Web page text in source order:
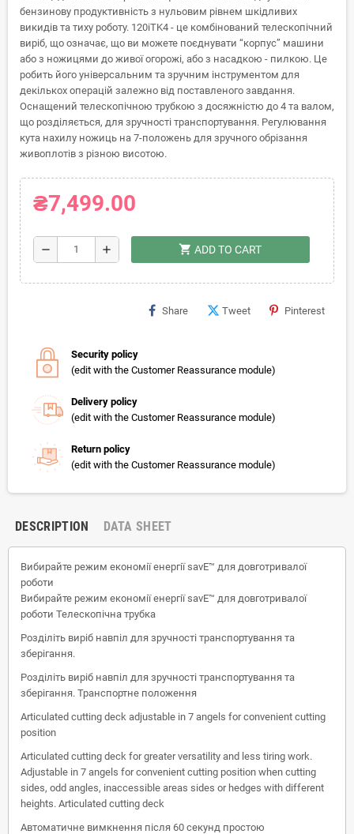
бензинову продуктивність з нульовим рівнем шкідливих
викидів та тиху роботу. 120iTK4 - це комбінований телескопічний
виріб, що означає, що ви можете поєднувати “корпус” машини
або з ножицями до живої огорожі, або з насадкою - пилкою. Це
робить його універсальним та зручним інструментом для
декількох операцій залежно від поставленого завдання.
Оснащений телескопічною трубкою з досяжністю до 4 та валом,
що розділяється, для зручності транспортування. Регулювання
кута нахилу ножиць на 7-положень для зручного обрізання
живоплотів з різною висотою.
₴7,499.00
remove add shopping_cart ADD TO CART
Share Tweet Pinterest
Security policy
(edit with the Customer Reassurance module)
Delivery policy
(edit with the Customer Reassurance module)
Return policy
(edit with the Customer Reassurance module)
DESCRIPTION DATA SHEET
Вибирайте режим економії енергії savE™ для довготривалої
роботи
Вибирайте режим економії енергії savE™ для довготривалої
роботи Телескопічна трубка
Розділіть виріб навпіл для зручності транспортування та
зберігання.
Розділіть виріб навпіл для зручності транспортування та
зберігання. Транспортне положення
Articulated cutting deck adjustable in 7 angels for convenient cutting
position
Articulated cutting deck for greater versatility and less tiring work.
Adjustable in 7 angels for convenient cutting position when cutting
sides, odd angles, inaccessible areas sides or hedges with different
heights. Articulated cutting deck
Автоматичне вимкнення після 60 секунд простою